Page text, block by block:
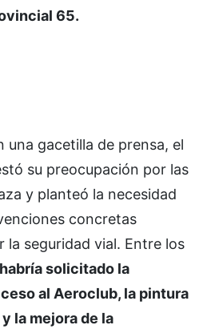
65.
una gacetilla de prensa, el
su preocupación por las
y planteó la necesidad
concretas
la seguridad vial. Entre los
habría solicitado la
al Aeroclub, la pintura
la mejora de la